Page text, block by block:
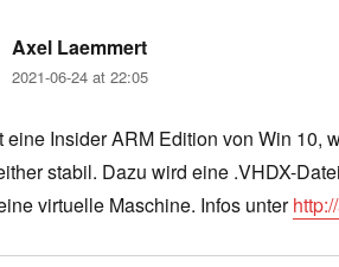
Axel Laemmert
2021-06-24 at 22:05
eine Insider ARM Edition von Win 10,
stabil. Dazu wird eine .VHDX-
virtuelle Maschine. Infos unter